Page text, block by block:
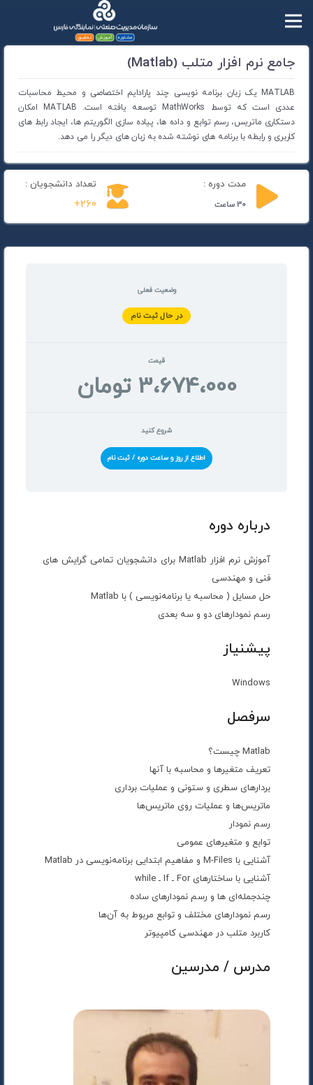
جامع نرم افزار متلب (Matlab)
MATLAB یک زبان برنامه نویسی چند پارادایم اختصاصی و محیط محاسبات
عددی است که توسط MathWorks توسعه یافته است. MATLAB امکان
دستکاری ماتریس، رسم توابع و داده ها، پیاده سازی الگوریتم ها، ایجاد رابط های
کاربری و رابطه با برنامه های نوشته شده به زبان های دیگر را می دهد.
مدت دوره :
30 ساعت
تعداد دانشجویان :
260+
وضعیت فعلی
در حال ثبت نام
قیمت
3،674،000 تومان
شروع کنید
اطلاع از روز و ساعت دوره / ثبت نام
درباره دوره
آموزش نرم افزار Matlab برای دانشجویان تمامی گرایش های
فنی و مهندسی
حل مسایل ( محاسبه یا برنامه‌نویسی ) با Matlab
رسم نمودارهای دو و سه بعدی
پیشنیاز
Windows
سرفصل
Matlab چیست؟
تعریف متغیرها و محاسبه با آنها
بردارهای سطری و ستونی و عملیات برداری
ماتریس‌ها و عملیات روی ماتریس‌ها
رسم نمودار
توابع و متغیرهای عمومی
آشنایی با M-Files و مفاهیم ابتدایی برنامه‌نویسی در Matlab
آشنایی با ساختارهای For ـ If ـ while
چندجمله‌ای ها و رسم نمودارهای ساده
رسم نمودارهای مختلف و توابع مربوط به آن‌ها
کاربرد متلب در مهندسی کامپیوتر
مدرس / مدرسین